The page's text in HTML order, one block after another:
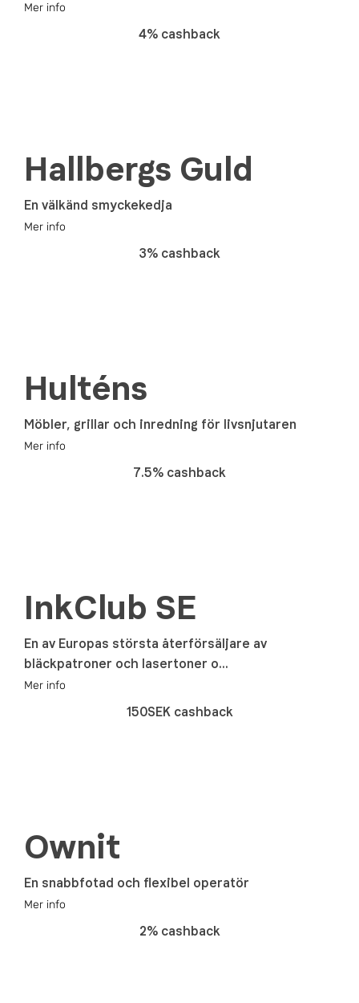
Mer info
4% cashback
Hallbergs Guld
En välkänd smyckekedja
Mer info
3% cashback
Hulténs
Möbler, grillar och inredning för livsnjutaren
Mer info
7.5% cashback
InkClub SE
En av Europas största återförsäljare av
bläckpatroner och lasertoner o...
Mer info
150SEK cashback
Ownit
En snabbfotad och flexibel operatör
Mer info
2% cashback